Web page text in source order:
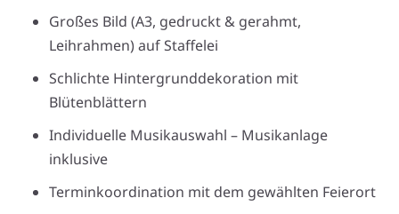
Großes Bild (A3, gedruckt & gerahmt,
Leihrahmen) auf Staffelei
Schlichte Hintergrunddekoration mit
Blütenblättern
Individuelle Musikauswahl – Musikanlage
inklusive
Terminkoordination mit dem gewählten Feierort